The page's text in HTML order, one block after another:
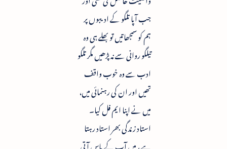
جب آپا تلگو کے ادیبوں پر
ہم کو سمجھاتیں تو بھلے ہی وہ
تیلگو روانی سے نہ پڑھیں مگر تلگو
ادب سے وہ خوب واقف
تھیں اور ان کی رہنمائی میں،
میں نے اپنا ایم فل کیا۔
استاد زندگی بھر استاد رہتا
ہے ، میں آپ کے پاس آتی